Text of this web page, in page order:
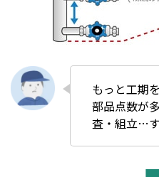
もっと工期
部品点数が
査・組立…す